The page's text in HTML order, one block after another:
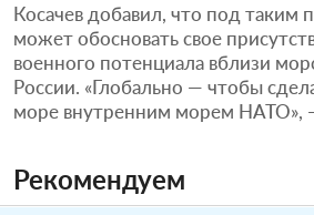
Косачев добавил, что под
может обосновать свое
военного потенциала вблизи
России. «Глобально — чтобы
море внутренним морем НАТО»,
Рекомендуем